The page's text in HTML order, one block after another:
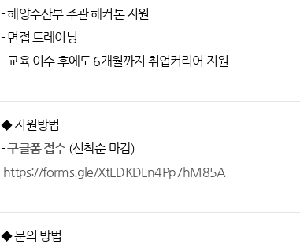
- 해양수산부 주관 해커톤 지원
- 면접 트레이닝
- 교육 이수 후에도 6개월까지 취업커리어 지원
◆ 지원방법
-구글폼 접수(선착순 마감)
https://forms.gle/XtEDKDEn4Pp7hM85A
◆ 문의 방법